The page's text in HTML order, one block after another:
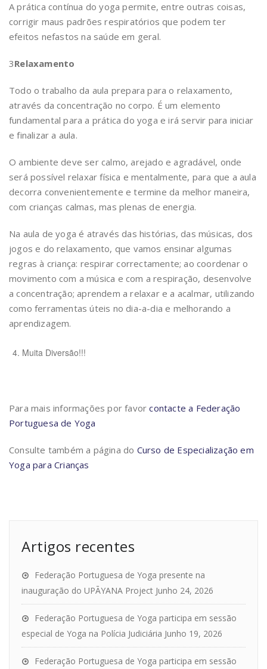
A prática contínua do yoga permite, entre outras coisas,
corrigir maus padrões respiratórios que podem ter
efeitos nefastos na saúde em geral.
3Relaxamento
Todo o trabalho da aula prepara para o relaxamento,
através da concentração no corpo. É um elemento
fundamental para a prática do yoga e irá servir para iniciar
e finalizar a aula.
O ambiente deve ser calmo, arejado e agradável, onde
será possível relaxar física e mentalmente, para que a aula
decorra convenientemente e termine da melhor maneira,
com crianças calmas, mas plenas de energia.
Na aula de yoga é através das histórias, das músicas, dos
jogos e do relaxamento, que vamos ensinar algumas
regras à criança: respirar correctamente; ao coordenar o
movimento com a música e com a respiração, desenvolve
a concentração; aprendem a relaxar e a acalmar, utilizando
como ferramentas úteis no dia-a-dia e melhorando a
aprendizagem.
Muita Diversão!!!
Para mais informações por favorcontacte a Federação
Portuguesa de Yoga
Consulte também a página do Curso de Especialização em
Yoga para Crianças
Artigos recentes
Federação Portuguesa de Yoga presente na
inauguração do UPĀYANA Project Junho 24, 2026
Federação Portuguesa de Yoga participa em sessão
especial de Yoga na Polícia Judiciária Junho 19, 2026
Federação Portuguesa de Yoga participa em sessão